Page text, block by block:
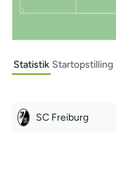
Statistik Startopstilling
SC Freiburg